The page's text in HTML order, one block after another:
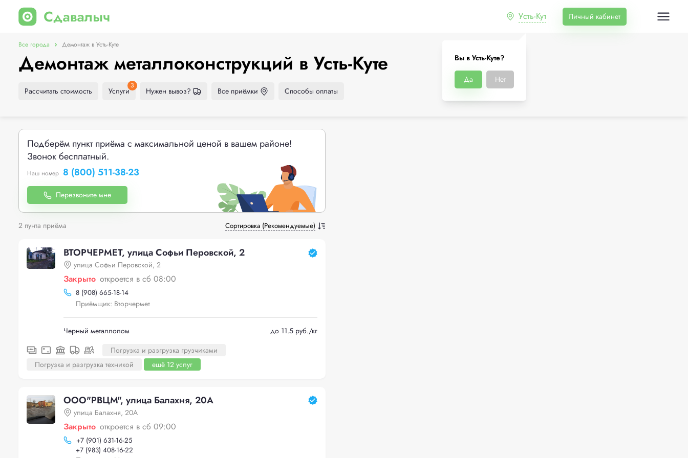
Усть-Кут
Вы в Усть-Куте?
Да Нет
Личный кабинет
Все города Демонтаж в Усть-Куте
Демонтаж металлоконструкций в Усть-Куте
Рассчитать стоимость Услуги
3
Нужен вывоз? Все приёмки Способы оплаты
Подберём пункт приёма с максимальной ценой в вашем районе!
Звонок бесплатный.
Наш номер 8 (800) 511-38-23
Перезвоните мне
2 пунта приёма Сортировка (Рекомендуемые)
ВТОРЧЕРМЕТ, улица Софьи Перовской, 2
улица Софьи Перовской, 2
Закрыто откроется в сб 08:00
8 (908) 665-18-14
Приёмщик: Вторчермет
Черный металлолом
до 11.5 руб./кг
Погрузка и разгрузка грузчиками
Погрузка и разгрузка техникой
ещё 12 услуг
ООО"РВЦМ", улица Балахня, 20А
улица Балахня, 20А
Закрыто откроется в сб 09:00
+7 (901) 631-16-25
+7 (983) 408-16-22